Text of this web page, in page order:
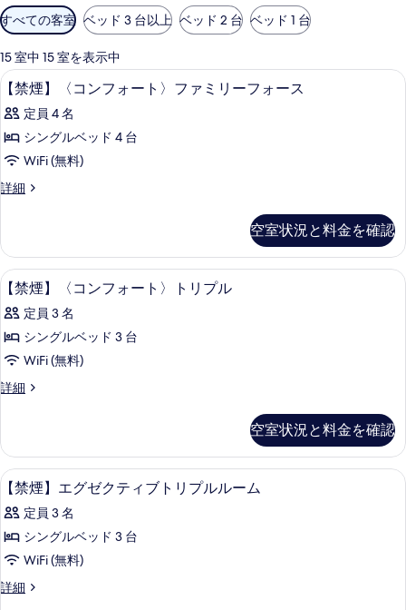
利
用
可
能
な
客
室
の
り
条
件
すべての客室 ベッド 3 台以上 ベッド 2 台 ベッド 1 台
15 室中 15 室を表示中
【禁
煙】
〈コ
ン
ォ
ト〉
フ
ァ
ミ
リ
ー
フ
ス
の
す
べ
て
写
セーフティボックス (室内)、デスク
1
【禁煙】〈コンフォート〉ファミリーフォース
定員 4 名
シングルベッド 4 台
WiFi (無料)
詳細
【禁
フ
ォ
ー
フ
ァ
リ
ー
フ
ス
詳
細
空室状況と料金を確認
【禁
煙】
〈コ
ン
ォ
ト〉
ト
リ
プ
ル
の
す
セーフティボックス (室内)、デスク
2
【禁煙】〈コンフォート〉トリプル
定員 3 名
シングルベッド 3 台
WiFi (無料)
詳細
【禁
フ
ォ
ー
ト
リ
ル
の
詳
空室状況と料金を確認
【禁
煙】
エ
グ
ク
セーフティボックス (室内)、デスク
1
【禁煙】エグゼクティブトリプルルーム
定員 3 名
シングルベッド 3 台
WiFi (無料)
詳細
【禁